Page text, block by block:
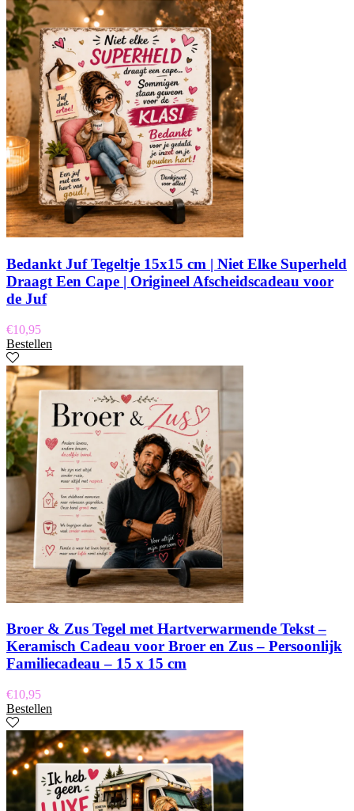
Bedankt Juf Tegeltje 15x15 cm | Niet Elke Superheld
Draagt Een Cape | Origineel Afscheidscadeau voor
de Juf
€10,95
Bestellen
Broer & Zus Tegel met Hartverwarmende Tekst –
Keramisch Cadeau voor Broer en Zus – Persoonlijk
Familiecadeau – 15 x 15 cm
€10,95
Bestellen